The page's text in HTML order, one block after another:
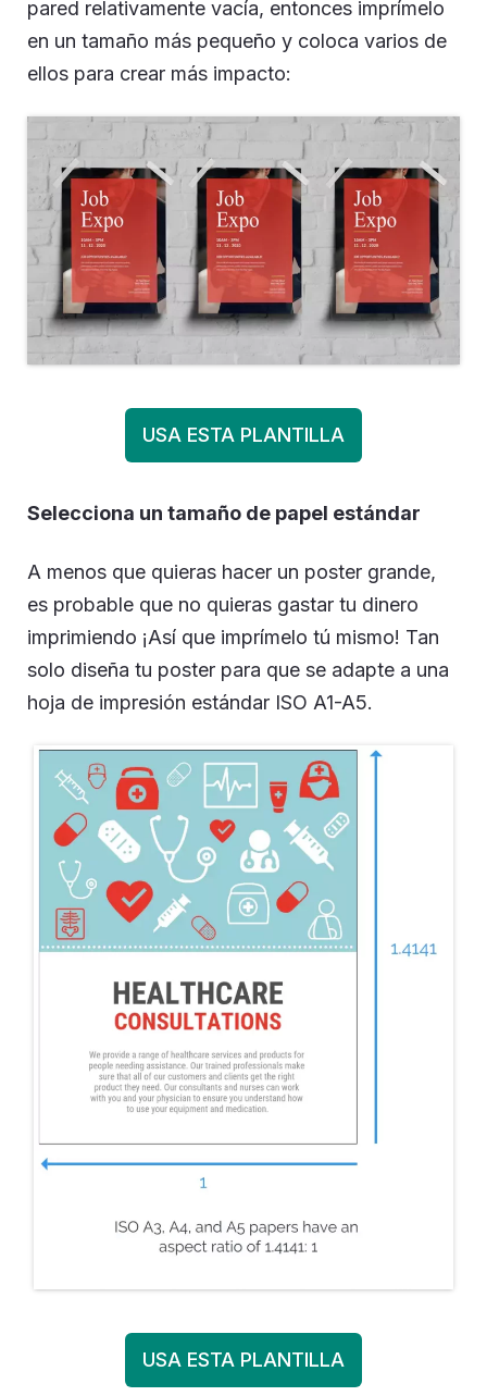
pared relativamente vacía, entonces imprímelo
en un tamaño más pequeño y coloca varios de
ellos para crear más impacto:
USA ESTA PLANTILLA
Selecciona un tamaño de papel estándar
A menos que quieras hacer un poster grande,
es probable que no quieras gastar tu dinero
imprimiendo ¡Así que imprímelo tú mismo! Tan
solo diseña tu poster para que se adapte a una
hoja de impresión estándar ISO A1-A5.
USA ESTA PLANTILLA